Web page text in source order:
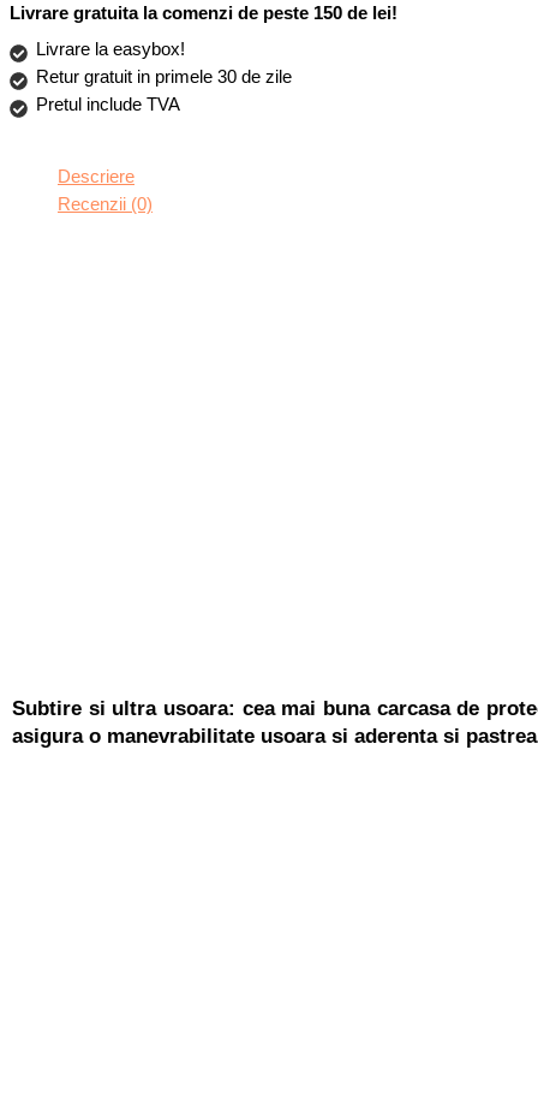
din
fibra
de
aramida/Kevlar,
Margini
portejate,
Livrare gratuita la comenzi de peste 150 de lei!
Livrare la easybox!
Retur gratuit in primele 30 de zile
Pretul include TVA
Descriere
Recenzii (0)
Subtire si ultra usoara: cea mai buna carcasa de
asigura o manevrabilitate usoara si aderenta si